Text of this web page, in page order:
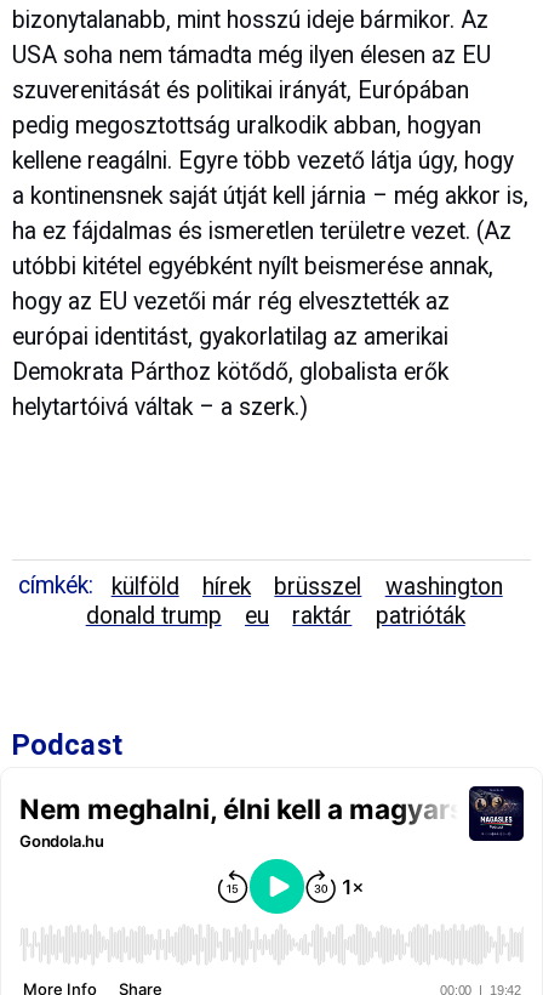
bizonytalanabb, mint hosszú ideje bármikor. Az
USA soha nem támadta még ilyen élesen az EU
szuverenitását és politikai irányát, Európában
pedig megosztottság uralkodik abban, hogyan
kellene reagálni. Egyre több vezető látja úgy, hogy
a kontinensnek saját útját kell járnia – még akkor is,
ha ez fájdalmas és ismeretlen területre vezet. (Az
utóbbi kitétel egyébként nyílt beismerése annak,
hogy az EU vezetői már rég elvesztették az
európai identitást, gyakorlatilag az amerikai
Demokrata Párthoz kötődő, globalista erők
helytartóivá váltak – a szerk.)
címkék: külföld hírek brüsszel
washington
donald trump
eu raktár patrióták
Podcast